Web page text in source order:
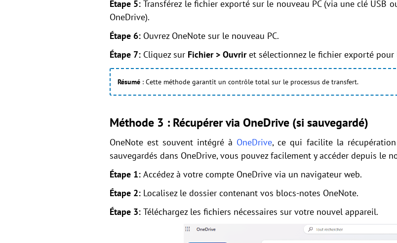
Étape 5:Transférez le fichier exporté sur le nouveau PC (via une clé USB
OneDrive).
Étape 6: Ouvrez OneNote sur le nouveau PC.
Étape 7: Cliquez sur Fichier > Ouvriret sélectionnez le fichier exporté pour
Résumé : Cette méthode garantit un contrôle total sur le processus de transfert.
Méthode 3 : Récupérer via OneDrive (si sauvegardé)
OneNote est souvent intégré à OneDrive, ce qui facilite la
sauvegardés dans OneDrive, vous pouvez facilement y accéder depuis le
Étape 1: Accédez à votre compte OneDrive via un navigateur web.
Étape 2: Localisez le dossier contenant vos blocs-notes OneNote.
Étape 3: Téléchargez les fichiers nécessaires sur votre nouvel appareil.